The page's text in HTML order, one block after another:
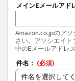
メインEメールアド
Amazon.co.jpのア
さい。アソシエイ
中のEメールアドレ
件名： (必須)
件名を選択して